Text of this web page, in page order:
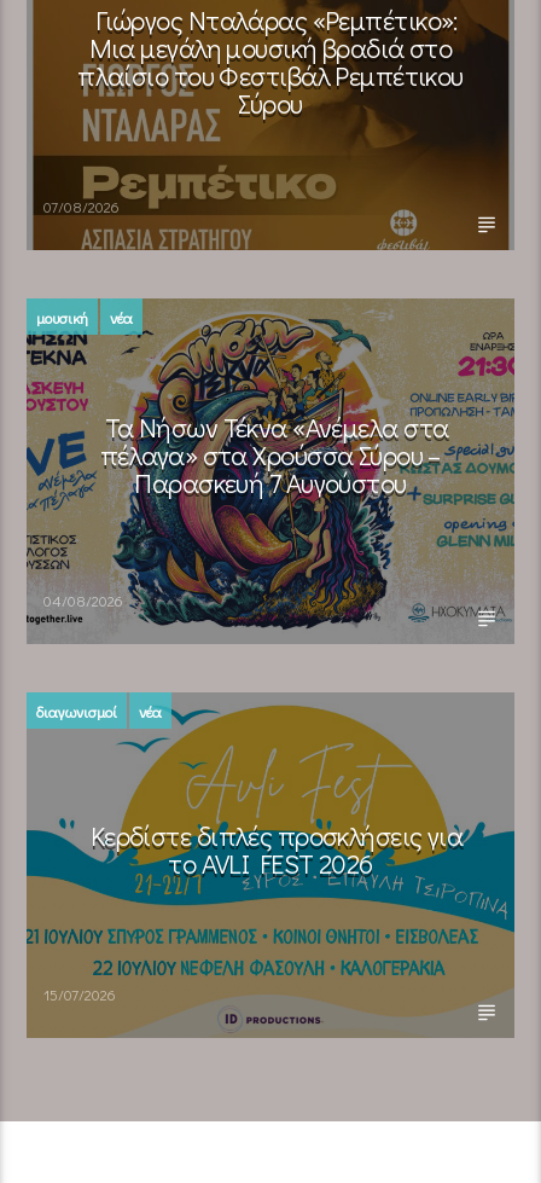
Γιώργος Νταλάρας «Ρεμπέτικο»:
Μια μεγάλη μουσική βραδιά στο
πλαίσιο του Φεστιβάλ Ρεμπέτικου
Σύρου
07/08/2026
μουσική νέα
Τα Νήσων Τέκνα «Ανέμελα στα
πέλαγα» στα Χρούσσα Σύρου –
Παρασκευή 7 Αυγούστου
04/08/2026
διαγωνισμοί νέα
Κερδίστε διπλές προσκλήσεις για
το AVLI FEST 2026
15/07/2026